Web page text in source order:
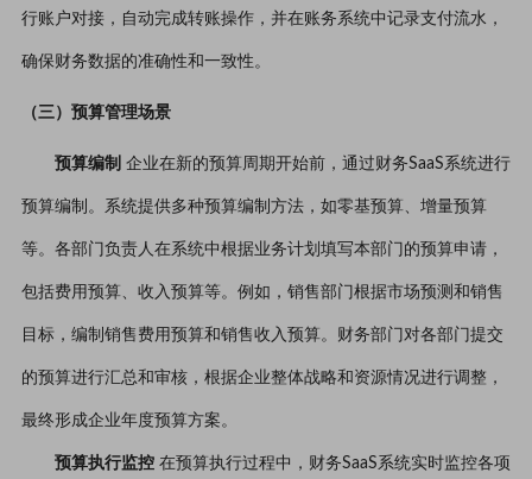
行账户对接，自动完成转账操作，并在账务系统中记录支付流水，
确保财务数据的准确性和一致性。
（三）预算管理场景
预算编制 企业在新的预算周期开始前，通过财务SaaS系统进行
预算编制。系统提供多种预算编制方法，如零基预算、增量预算
等。各部门负责人在系统中根据业务计划填写本部门的预算申请，
包括费用预算、收入预算等。例如，销售部门根据市场预测和销售
目标，编制销售费用预算和销售收入预算。财务部门对各部门提交
的预算进行汇总和审核，根据企业整体战略和资源情况进行调整，
最终形成企业年度预算方案。
预算执行监控在预算执行过程中，财务SaaS系统实时监控各项